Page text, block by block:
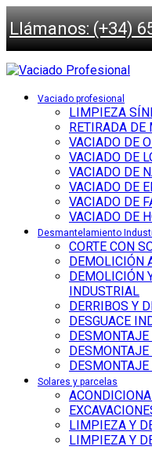
Llámanos: (+34)
Vaciado profesional
LIMPIEZA
RETIRADA DE
VACIADO DE
VACIADO DE
VACIADO DE
VACIADO DE
VACIADO DE
VACIADO DE
Desmantelamiento
CORTE CON
DEMOLICIÓN
DEMOLICIÓN
INDUSTRIAL
DERRIBOS Y
DESGUACE
DESMONTAJE
DESMONTAJE
Solares y parcelas
LIMPIEZA Y
LIMPIEZA Y